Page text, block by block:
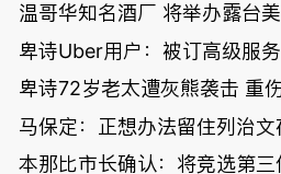
温哥华知名酒厂 将举办露台
卑诗Uber用户：被订高级服
卑诗72岁老太遭灰熊袭击 重伤
马保定：正想办法留住列治文
本那比市长确认：将竞选第三